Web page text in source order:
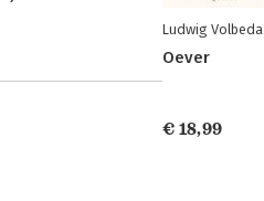
Ludwig Volbeda
Oever
€ 18,99